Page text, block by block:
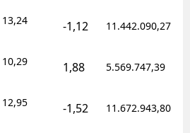
13,24 -1,12 11.442.090,27
10,29 1,88 5.569.747,39
12,95 -1,52 11.672.943,80